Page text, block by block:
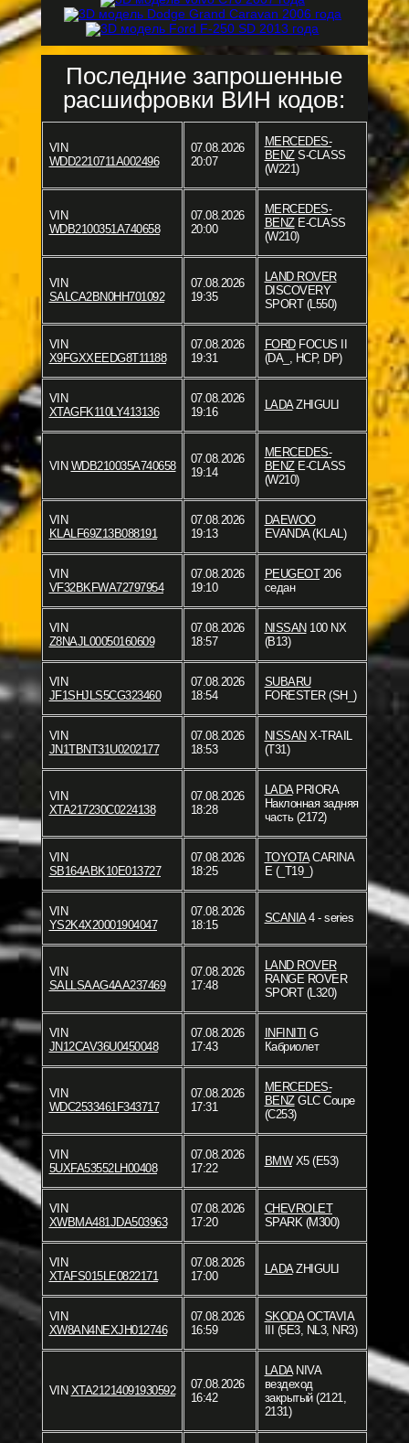
Последние запрошенные
расшифровки ВИН кодов:
VIN
WDD2210711A002496
07.08.2026
20:07
MERCEDES-
BENZS-CLASS
(W221)
VIN
WDB2100351A740658
07.08.2026
20:00
MERCEDES-
BENZE-CLASS
(W210)
VIN
SALCA2BN0HH701092
07.08.2026
19:35
LAND ROVER
DISCOVERY
SPORT (L550)
VIN
X9FGXXEEDG8T11188
07.08.2026
19:31
FORDFOCUS II
(DA_, HCP, DP)
VIN
XTAGFK110LY413136
07.08.2026
19:16
LADAZHIGULI
VIN WDB210035A740658
07.08.2026
19:14
MERCEDES-
BENZE-CLASS
(W210)
VIN
KLALF69Z13B088191
07.08.2026
19:13
DAEWOO
EVANDA (KLAL)
VIN
VF32BKFWA72797954
07.08.2026
19:10
PEUGEOT206
седан
VIN
Z8NAJL00050160609
07.08.2026
18:57
NISSAN 100 NX
(B13)
VIN
JF1SHJLS5CG323460
07.08.2026
18:54
SUBARU
FORESTER (SH_)
VIN
JN1TBNT31U0202177
07.08.2026
18:53
NISSAN X-TRAIL
(T31)
VIN
XTA217230C0224138
07.08.2026
18:28
LADAPRIORA
Наклонная задняя
часть (2172)
VIN
SB164ABK10E013727
07.08.2026
18:25
TOYOTACARINA
E (_T19_)
VIN
YS2K4X20001904047
07.08.2026
18:15
SCANIA4 - series
VIN
SALLSAAG4AA237469
07.08.2026
17:48
LAND ROVER
RANGE ROVER
SPORT (L320)
VIN
JN12CAV36U0450048
07.08.2026
17:43
INFINITI G
Кабриолет
VIN
WDC2533461F343717
07.08.2026
17:31
MERCEDES-
BENZGLC Coupe
(C253)
VIN
5UXFA53552LH00408
07.08.2026
17:22
BMWX5 (E53)
VIN
XWBMA481JDA503963
07.08.2026
17:20
CHEVROLET
SPARK (M300)
VIN
XTAFS015LE0822171
07.08.2026
17:00
LADAZHIGULI
VIN
XW8AN4NEXJH012746
07.08.2026
16:59
SKODAOCTAVIA
III (5E3, NL3, NR3)
VIN XTA21214091930592
07.08.2026
16:42
LADANIVA
вездеход
закрытый (2121,
2131)